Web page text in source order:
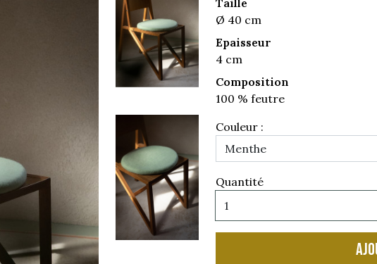
Taille
Ø 40 cm
Epaisseur
4 cm
Composition
100 % feutre
Couleur :
Quantité